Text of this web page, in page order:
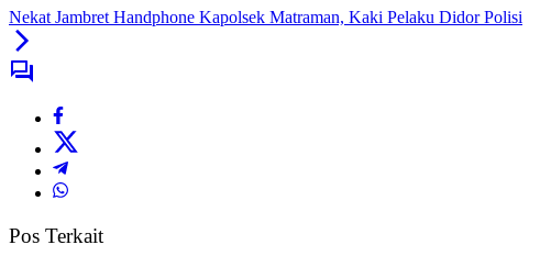
Nekat Jambret Handphone Kapolsek Matraman, Kaki Pelaku Didor Polisi
Pos Terkait